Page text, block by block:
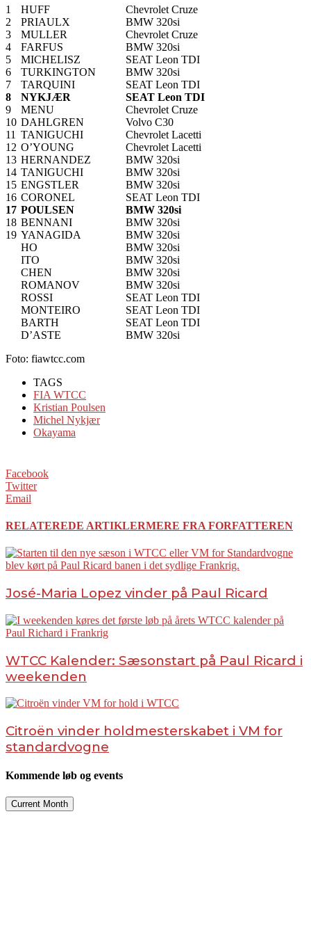
1
HUFF
Chevrolet Cruze
2
PRIAULX
BMW 320si
3
MULLER
Chevrolet Cruze
4
FARFUS
BMW 320si
5
MICHELISZ
SEAT Leon TDI
6
TURKINGTON
BMW 320si
7
TARQUINI
SEAT Leon TDI
8
NYKJÆR
SEAT Leon TDI
9
MENU
Chevrolet Cruze
10 DAHLGREN
Volvo C30
11 TANIGUCHI
Chevrolet Lacetti
12 O’YOUNG
Chevrolet Lacetti
13 HERNANDEZ
BMW 320si
14 TANIGUCHI
BMW 320si
15 ENGSTLER
BMW 320si
16 CORONEL
SEAT Leon TDI
17 POULSEN
BMW 320si
18 BENNANI
BMW 320si
19 YANAGIDA
BMW 320si
HO
BMW 320si
ITO
BMW 320si
CHEN
BMW 320si
ROMANOV
BMW 320si
ROSSI
SEAT Leon TDI
MONTEIRO
SEAT Leon TDI
BARTH
SEAT Leon TDI
D’ASTE
BMW 320si
Foto: fiawtcc.com
TAGS
FIA WTCC
Kristian Poulsen
Michel Nykjær
Okayama
Facebook
Twitter
Email
RELATEREDE ARTIKLERMERE FRA FORFATTEREN
José-Maria Lopez vinder på Paul Ricard
WTCC Kalender: Sæsonstart på Paul Ricard i
weekenden
Citroën vinder holdmesterskabet i VM for
standardvogne
Kommende løb og events
Current Month